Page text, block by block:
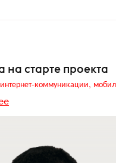
на старте проекта